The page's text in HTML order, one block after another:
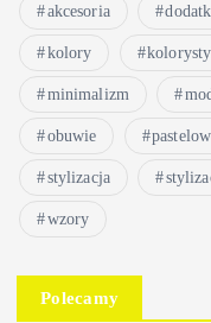
akcesoria
kolory
minimalizm
obuwie
stylizacja
wzory
Polecamy